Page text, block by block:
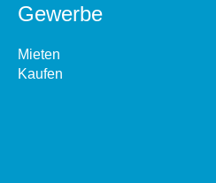
Gewerbe
Mieten
Kaufen